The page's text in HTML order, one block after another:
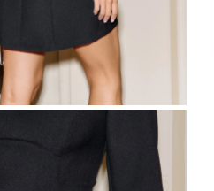
/ BRETELLES
MANCHES
DES MANCHES
CATÉGORIES
POPULAIRES
POUR LE
NOUVEAUTÉS